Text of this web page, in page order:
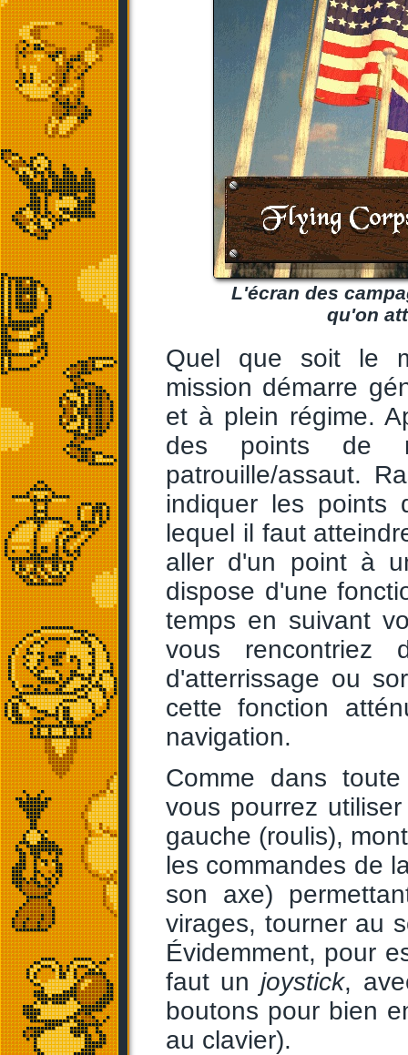
L'écran des
qu'on
Quel que soit le
mission démarre
et à plein régime.
des points de
patrouille/assaut.
indiquer les points
lequel il faut
aller d'un point à
dispose d'une
temps en suivant
vous rencontriez
d'atterrissage ou
cette fonction
navigation.
Comme dans
vous pourrez
gauche (roulis),
les commandes de
son axe)
virages, tourner au
Évidemment, pour
faut unjoystick,
boutons pour bien
au clavier).